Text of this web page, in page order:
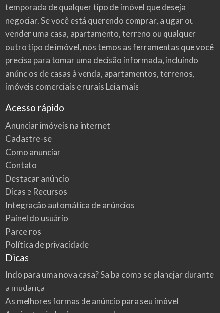
temporada de qualquer tipo de imóvel que deseja
negociar. Se você está querendo comprar, alugar ou
vender uma casa, apartamento, terreno ou qualquer
outro tipo de imóvel, nós temos as ferramentas que você
precisa para tomar uma decisão informada, incluindo
anúncios de casas à venda, apartamentos, terrenos,
imóveis comerciais e rurais Leia mais
Acesso rápido
Anunciar imóveis na internet
Cadastre-se
Como anunciar
Contato
Destacar anúncio
Dicas e Recursos
Integração automática de anúncios
Painel do usuário
Parceiros
Política de privacidade
Dicas
Indo para uma nova casa? Saiba como se planejar durante
a mudança
As melhores formas de anúncio para seu imóvel